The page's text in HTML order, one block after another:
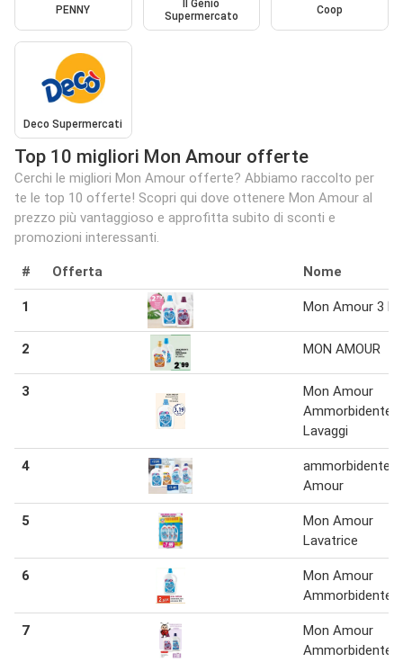
PENNY
Il Genio
Supermercato
Coop
Deco Supermercati
Top 10 migliori Mon Amour offerte
Cerchi le migliori Mon Amour offerte? Abbiamo raccolto per
te le top 10 offerte! Scopri qui dove ottenere Mon Amour al
prezzo più vantaggioso e approfitta subito di sconti e
promozioni interessanti.
# Offerta Nome
1 Mon Amour 3 l
2 MON AMOUR
3
Mon Amour
Ammorbidente
Lavaggi
4
ammorbidente
Amour
5
Mon Amour
Lavatrice
6
Mon Amour
Ammorbidente
7
Mon Amour
Ammorbidente